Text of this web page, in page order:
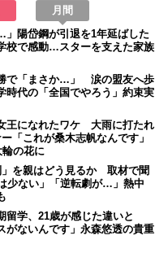
月間
」陽岱鋼が引退を1年延ばした
で感動…スターを支えた家族
で「まさか…」 涙の盟友へ歩
時代の「全国でやろう」約束実
王になれたワケ 大雨に打たれ
「これが桑木志帆なんです」
の花に
」を親はどう見るか 取材で聞
少ない」「逆転劇が…」熱中
留学、21歳が感じた違いと
がないんです」永森悠透の貴重